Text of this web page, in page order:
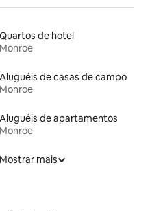
Quartos de hotel
Monroe
Aluguéis de casas de campo
Monroe
Aluguéis de apartamentos
Monroe
Mostrar mais